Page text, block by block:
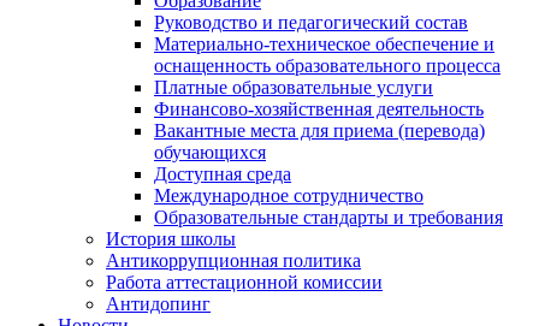
Руководство и педагогический состав
Материально-техническое обеспечение и
оснащенность образовательного процесса
Платные образовательные услуги
Финансово-хозяйственная деятельность
Вакантные места для приема (перевода)
обучающихся
Доступная среда
Международное сотрудничество
Образовательные стандарты и требования
История школы
Антикоррупционная политика
Работа аттестационной комиссии
Антидопинг